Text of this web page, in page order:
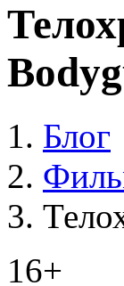
Блог
16+